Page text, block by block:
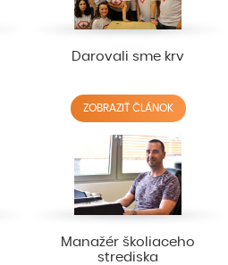
Darovali sme krv
ZOBRAZIŤ ČLÁNOK
Manažér školiaceho
strediska